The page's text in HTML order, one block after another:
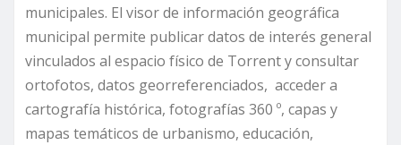
municipales. El visor de información geográfica
municipal permite publicar datos de interés general
vinculados al espacio físico de Torrent y consultar
ortofotos, datos georreferenciados, acceder a
cartografía histórica, fotografías 360 º, capas y
mapas temáticos de urbanismo, educación,